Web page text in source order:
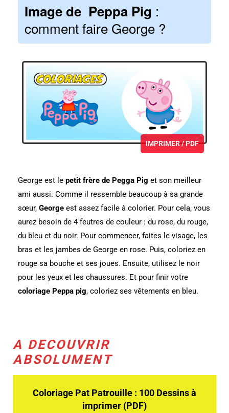
Image de Peppa Pig :
comment faire George ?
IMPRIMER / PDF
George est le petit frère de Pegga Pig et son meilleur
ami aussi. Comme il ressemble beaucoup à sa grande
sœur, George est assez facile à colorier. Pour cela, vous
aurez besoin de 4 feutres de couleur : du rose, du rouge,
du bleu et du noir. Pour commencer, faites le visage, les
bras et les jambes de George en rose. Puis, coloriez en
rouge sa bouche et ses joues. Ensuite, utilisez le noir
pour les yeux et les chaussures. Et pour finir votre
coloriage Peppa pig, coloriez ses vêtements en bleu.
A DECOUVRIR
ABSOLUMENT
Coloriage Pat Patrouille : 100 Dessins à
imprimer (PDF)